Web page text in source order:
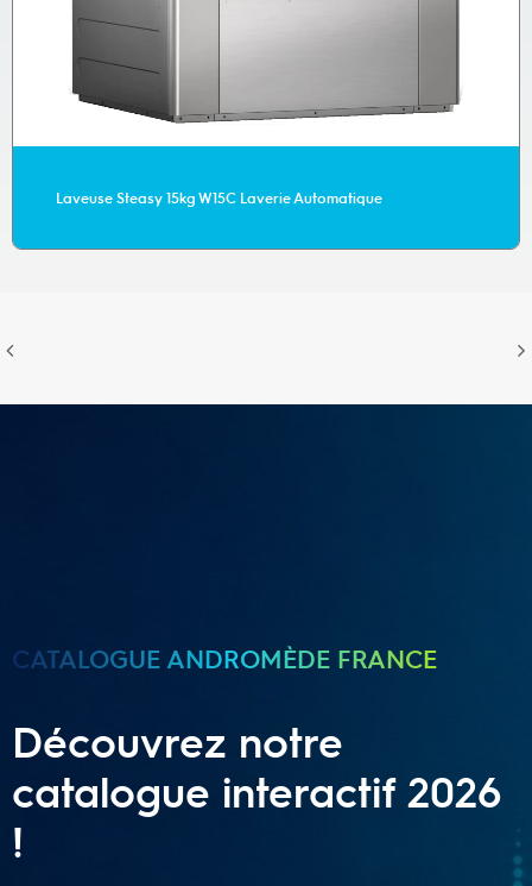
Laveuse Steasy 15kg W15C Laverie Automatique
CATALOGUE ANDROMÈDE FRANCE
Découvrez notre
catalogue interactif 2026
!